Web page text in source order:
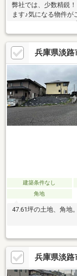
弊社では、少数精鋭
ます♪気になる物件が
ください♪
兵庫県淡路
建築条件なし
角地
47.61坪の土地、角地
兵庫県淡路